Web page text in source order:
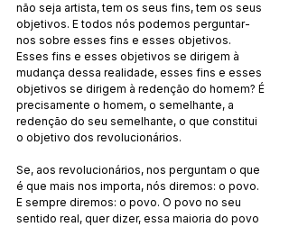
não seja artista, tem os seus fins, tem os seus
objetivos. E todos nós podemos perguntar-
nos sobre esses fins e esses objetivos.
Esses fins e esses objetivos se dirigem à
mudança dessa realidade, esses fins e esses
objetivos se dirigem à redenção do homem? É
precisamente o homem, o semelhante, a
redenção do seu semelhante, o que constitui
o objetivo dos revolucionários.
Se, aos revolucionários, nos perguntam o que
é que mais nos importa, nós diremos: o povo.
E sempre diremos: o povo. O povo no seu
sentido real, quer dizer, essa maioria do povo